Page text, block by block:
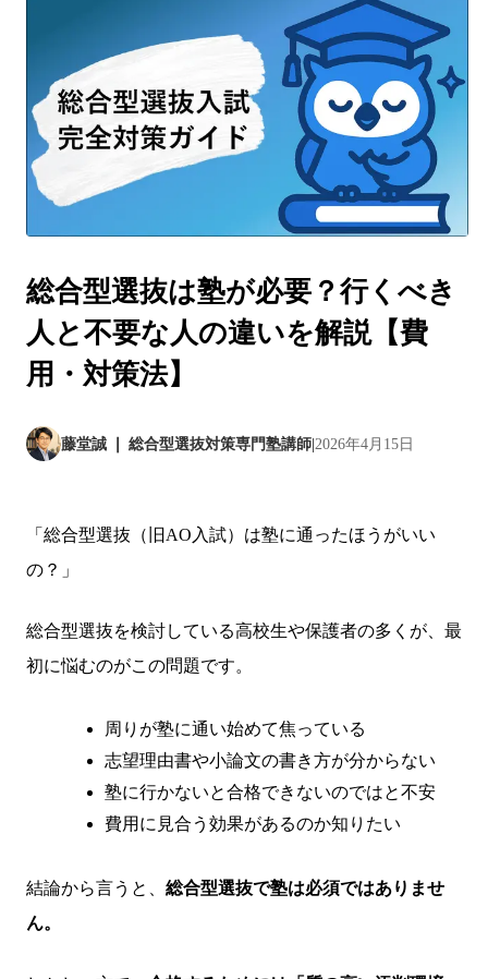
総合型選抜は塾が必要？行くべき
人と不要な人の違いを解説【費
用・対策法】
藤堂誠 ❘ 総合型選抜対策専門塾講師|2026年4月15日
「総合型選抜（旧AO入試）は塾に通ったほうがいい
の？」
総合型選抜を検討している高校生や保護者の多くが、最
初に悩むのがこの問題です。
周りが塾に通い始めて焦っている
志望理由書や小論文の書き方が分からない
塾に行かないと合格できないのではと不安
費用に見合う効果があるのか知りたい
結論から言うと、 総合型選抜で塾は必須ではありませ
ん。